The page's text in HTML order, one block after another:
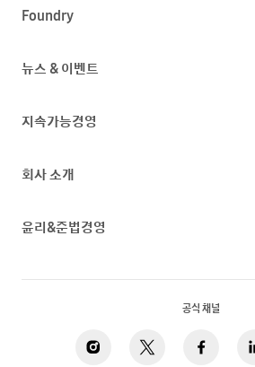
Foundry
뉴스 & 이벤트
지속가능경영
회사 소개
윤리&준법경영
공식 채널